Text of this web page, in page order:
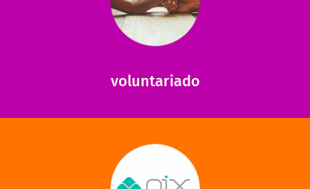
voluntariado
ajudar com certos assuntos. Entre em contato conosco e
saiba como nos ajudar.